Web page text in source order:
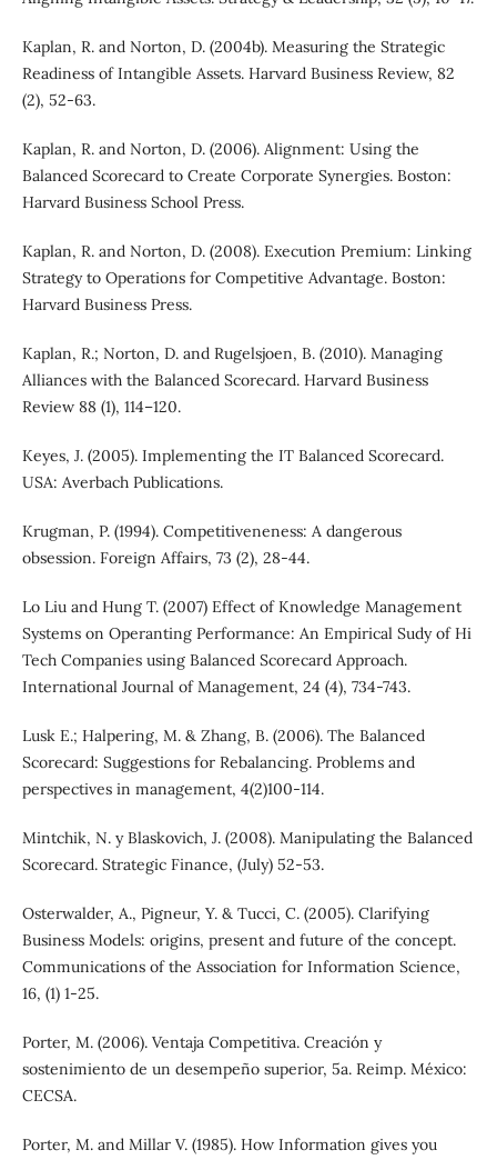
Kaplan, R. and Norton, D. (2004b). Measuring the Strategic
Readiness of Intangible Assets. Harvard Business Review, 82
(2), 52-63.
Kaplan, R. and Norton, D. (2006). Alignment: Using the
Balanced Scorecard to Create Corporate Synergies. Boston:
Harvard Business School Press.
Kaplan, R. and Norton, D. (2008). Execution Premium: Linking
Strategy to Operations for Competitive Advantage. Boston:
Harvard Business Press.
Kaplan, R.; Norton, D. and Rugelsjoen, B. (2010). Managing
Alliances with the Balanced Scorecard. Harvard Business
Review 88 (1), 114–120.
Keyes, J. (2005). Implementing the IT Balanced Scorecard.
USA: Averbach Publications.
Krugman, P. (1994). Competitiveneness: A dangerous
obsession. Foreign Affairs, 73 (2), 28-44.
Lo Liu and Hung T. (2007) Effect of Knowledge Management
Systems on Operanting Performance: An Empirical Sudy of Hi
Tech Companies using Balanced Scorecard Approach.
International Journal of Management, 24 (4), 734-743.
Lusk E.; Halpering, M. & Zhang, B. (2006). The Balanced
Scorecard: Suggestions for Rebalancing. Problems and
perspectives in management, 4(2)100-114.
Mintchik, N. y Blaskovich, J. (2008). Manipulating the Balanced
Scorecard. Strategic Finance, (July) 52-53.
Osterwalder, A., Pigneur, Y. & Tucci, C. (2005). Clarifying
Business Models: origins, present and future of the concept.
Communications of the Association for Information Science,
16, (1) 1-25.
Porter, M. (2006). Ventaja Competitiva. Creación y
sostenimiento de un desempeño superior, 5a. Reimp. México:
CECSA.
Porter, M. and Millar V. (1985). How Information gives you